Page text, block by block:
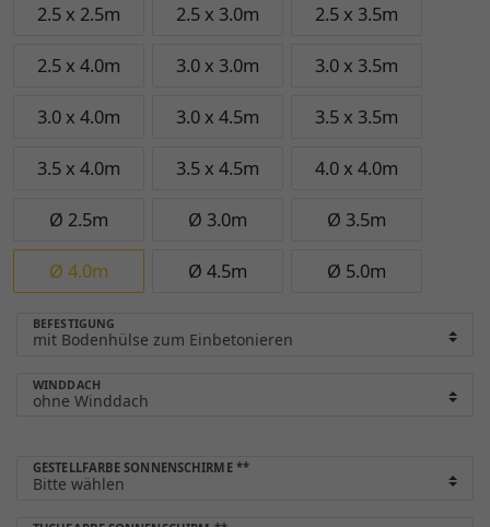
2.5 x 2.5m 2.5 x 3.0m 2.5 x 3.5m
2.5 x 4.0m 3.0 x 3.0m 3.0 x 3.5m
3.0 x 4.0m 3.0 x 4.5m 3.5 x 3.5m
3.5 x 4.0m 3.5 x 4.5m 4.0 x 4.0m
Ø 2.5m Ø 3.0m Ø 3.5m
Ø 4.0m Ø 4.5m Ø 5.0m
BEFESTIGUNG
WINDDACH
GESTELLFARBE SONNENSCHIRME **